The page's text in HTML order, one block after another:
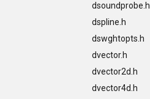
dsoundprobe.h
dspline.h
dswghtopts.h
dvector.h
dvector2d.h
dvector4d.h